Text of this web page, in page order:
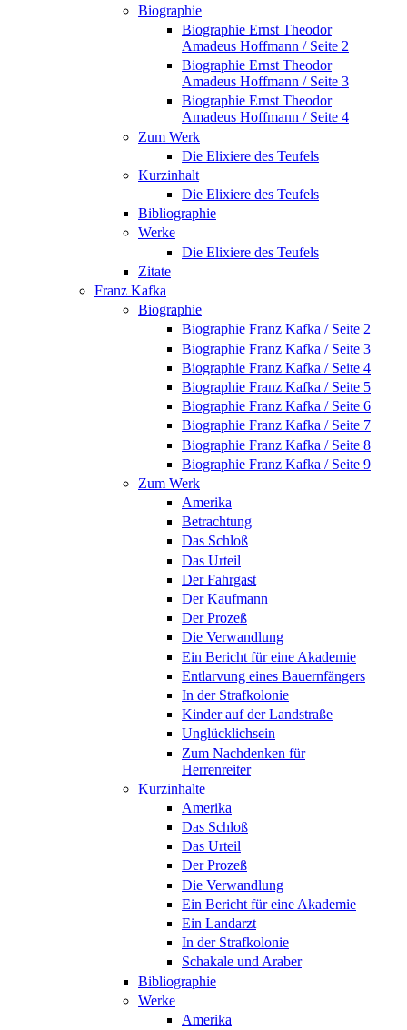
Biographie
Biographie Ernst Theodor
Amadeus Hoffmann / Seite 2
Biographie Ernst Theodor
Amadeus Hoffmann / Seite 3
Biographie Ernst Theodor
Amadeus Hoffmann / Seite 4
Zum Werk
Die Elixiere des Teufels
Kurzinhalt
Die Elixiere des Teufels
Bibliographie
Werke
Die Elixiere des Teufels
Zitate
Franz Kafka
Biographie
Biographie Franz Kafka / Seite 2
Biographie Franz Kafka / Seite 3
Biographie Franz Kafka / Seite 4
Biographie Franz Kafka / Seite 5
Biographie Franz Kafka / Seite 6
Biographie Franz Kafka / Seite 7
Biographie Franz Kafka / Seite 8
Biographie Franz Kafka / Seite 9
Zum Werk
Amerika
Betrachtung
Das Schloß
Das Urteil
Der Fahrgast
Der Kaufmann
Der Prozeß
Die Verwandlung
Ein Bericht für eine Akademie
Entlarvung eines Bauernfängers
In der Strafkolonie
Kinder auf der Landstraße
Unglücklichsein
Zum Nachdenken für
Herrenreiter
Kurzinhalte
Amerika
Das Schloß
Das Urteil
Der Prozeß
Die Verwandlung
Ein Bericht für eine Akademie
Ein Landarzt
In der Strafkolonie
Schakale und Araber
Bibliographie
Werke
Amerika